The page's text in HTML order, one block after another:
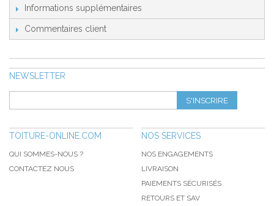
Informations supplémentaires
Commentaires client
NEWSLETTER
S'INSCRIRE
TOITURE-ONLINE.COM
QUI SOMMES-NOUS ?
CONTACTEZ NOUS
NOS SERVICES
NOS ENGAGEMENTS
LIVRAISON
PAIEMENTS SÉCURISÉS
RETOURS ET SAV